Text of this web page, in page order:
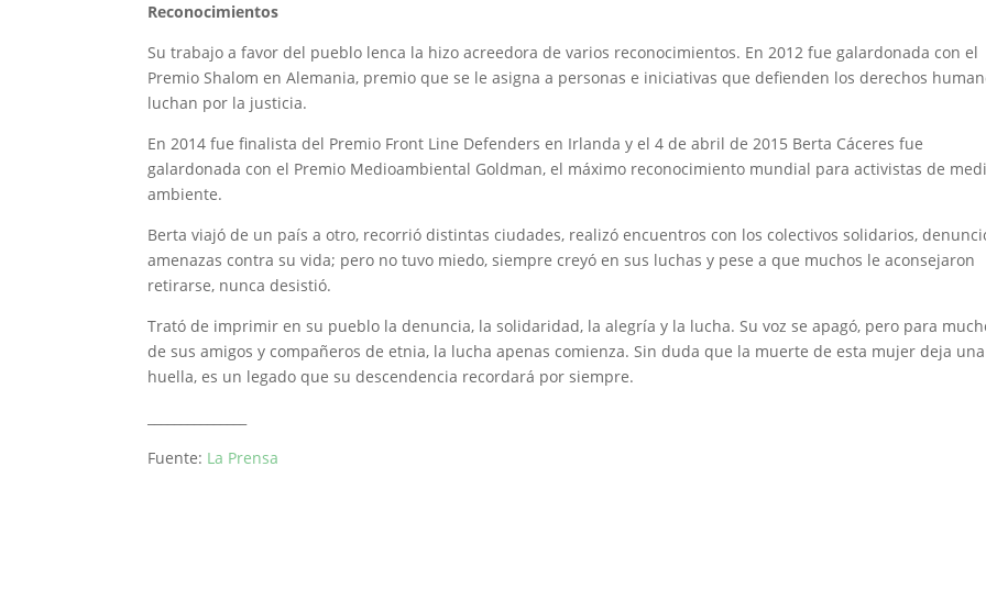
Reconocimientos
Su trabajo a favor del pueblo lenca la hizo acreedora de varios reconocimientos. En 2012 fue galardonada con el
Premio Shalom en Alemania, premio que se le asigna a personas e iniciativas que defienden los derechos
luchan por la justicia.
En 2014 fue finalista del Premio Front Line Defenders en Irlanda y el 4 de abril de 2015 Berta Cáceres fue
galardonada con el Premio Medioambiental Goldman, el máximo reconocimiento mundial para activistas de
ambiente.
Berta viajó de un país a otro, recorrió distintas ciudades, realizó encuentros con los colectivos solidarios,
amenazas contra su vida; pero no tuvo miedo, siempre creyó en sus luchas y pese a que muchos le aconsejaron
retirarse, nunca desistió.
Trató de imprimir en su pueblo la denuncia, la solidaridad, la alegría y la lucha. Su voz se apagó, pero para
de sus amigos y compañeros de etnia, la lucha apenas comienza. Sin duda que la muerte de esta mujer deja una
huella, es un legado que su descendencia recordará por siempre.
Fuente: La Prensa